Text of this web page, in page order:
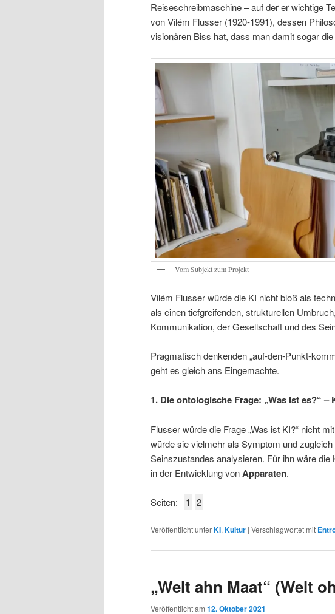
Reiseschreibmaschine – auf der er wichtige
von Vilém Flusser (1920-1991), dessen
visionären Biss hat, dass man damit sogar
Vom Subjekt zum Projekt
Vilém Flusser würde die KI nicht bloß als
als einen tiefgreifenden, strukturellen
Kommunikation, der Gesellschaft und des
Pragmatisch denkenden „auf-den-Punkt-
geht es gleich ans Eingemachte.
1. Die ontologische Frage: „Was ist es?“
Flusser würde die Frage „Was ist KI?“ nicht
würde sie vielmehr als Symptom und
Seinszustandes analysieren. Für ihn wäre
in der Entwicklung vonApparaten.
Seiten: 1 2
Veröffentlicht unterKI,Kultur | Verschlagwortet mit
„Welt ahn Maat“ (Welt
Veröffentlicht am 12. Oktober 2021